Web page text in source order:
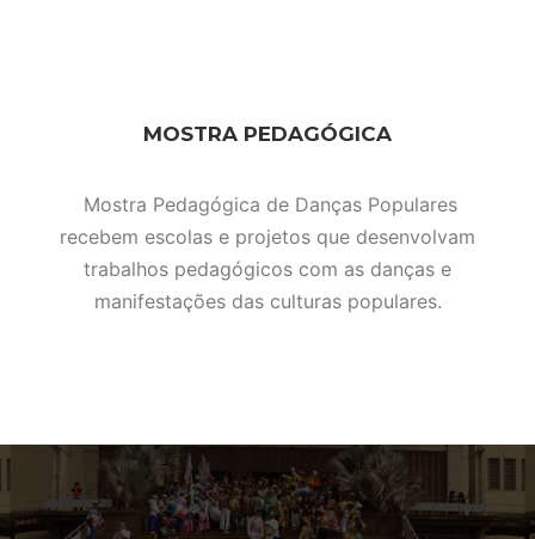
MOSTRA PEDAGÓGICA
Mostra Pedagógica de Danças Populares
recebem escolas e projetos que desenvolvam
trabalhos pedagógicos com as danças e
manifestações das culturas populares.